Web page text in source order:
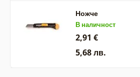
Ножче
В наличност
2,91 €
5,68 лв.